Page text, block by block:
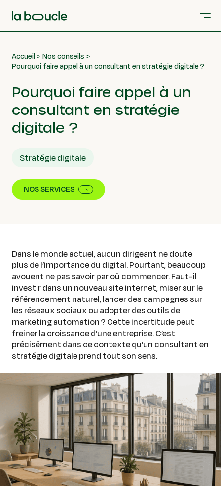
Accueil
Nos conseils
Pourquoi faire appel à un consultant en stratégie digitale ?
Pourquoi faire appel à un
consultant en stratégie
digitale ?
Stratégie digitale
NOS SERVICES
Dans le monde actuel, aucun dirigeant ne doute
plus de l’importance du digital. Pourtant, beaucoup
avouent ne pas savoir par où commencer. Faut-il
investir dans un nouveau site internet, miser sur le
référencement naturel, lancer des campagnes sur
les réseaux sociaux ou adopter des outils de
marketing automation ? Cette incertitude peut
freiner la croissance d’une entreprise. C’est
précisément dans ce contexte qu’un consultant en
stratégie digitale prend tout son sens.